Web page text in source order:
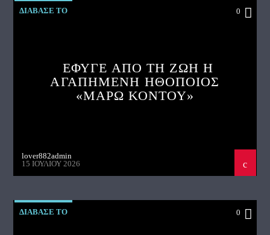
ΔΙΑΒΑΣΕ ΤΟ 0
ΕΦΥΓΕ ΑΠΟ ΤΗ ΖΩΗ Η
ΑΓΑΠΗΜΕΝΗ ΗΘΟΠΟΙΟΣ
«ΜΑΡΩ ΚΟΝΤΟΥ»
lover882admin
15 ΙΟΥΛΊΟΥ 2026
ΔΙΑΒΑΣΕ ΤΟ 0